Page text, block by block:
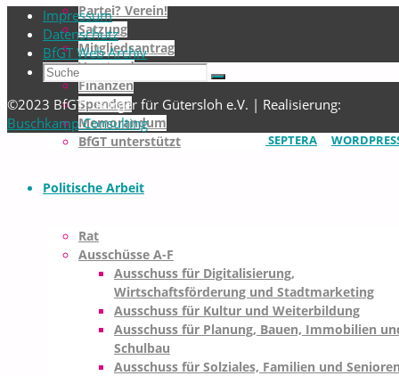
Partei? Verein!
Satzung
Mitgliedsantrag
Vorstand
Finanzen
Spenden
Memorandum
BfGT unterstützt
Politische Arbeit
Rat
Ausschüsse A-F
Ausschuss für Digitalisierung,
Wirtschaftsförderung und Stadtmarketing
Ausschuss für Kultur und Weiterbildung
Ausschuss für Planung, Bauen, Immobilien
Schulbau
Ausschuss für Solziales, Familien und
Impressum-
Datenschutz-
BfGT Web Archiv-
Suchen
nach:
Suche
©2023 BfGT - Bürger für Gütersloh e.V. | Realisierung:
Buschkamp Consulting
PRÄSENTIERT VON SEPTERA